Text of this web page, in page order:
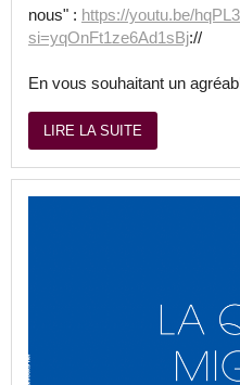
nous" : https://youtu.be/
si=yqOnFt1ze6Ad1sBj://
En vous souhaitant un
LIRE LA SUITE